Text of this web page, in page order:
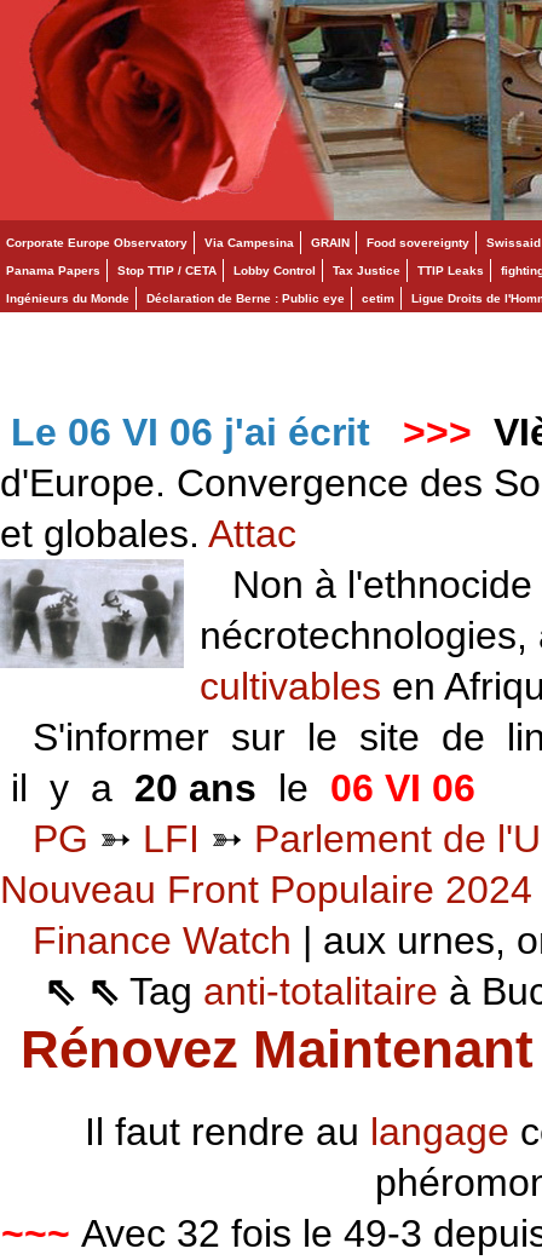
Corporate Europe Observatory Via Campesina GRAIN Food sovereignty Swissaid
Panama Papers Stop TTIP / CETA Lobby Control Tax Justice TTIP Leaks
Ingénieurs du Monde Déclaration de Berne : Public eye cetim Ligue Droits de
Le 06 VI 06 j'ai écrit >>>
d'Europe. Convergence des
et globales. Attac
Non à l'ethnocide
cultivables en
S'informer sur le site de
il y a 20 ans le 06 VI 06
PG ➳ LFI ➳ Parlement de
Nouveau Front Populaire 2024
Finance Watch | aux urnes,
⇖ ⇖ Tag anti-totalitaire à
Rénovez
Il faut rendre au langage
~~~ Avec 32 fois le 49-3